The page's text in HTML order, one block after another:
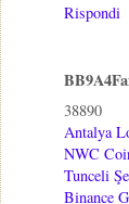
Rispondi
38890
Antalya
NWC
Tunceli
Binance